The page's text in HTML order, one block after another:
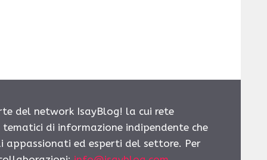
del network IsayBlog! la cui rete
di informazione indipendente che
ed esperti del settore. Per